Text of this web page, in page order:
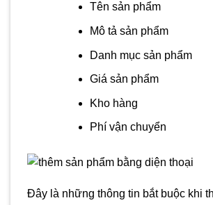
Tên sản phẩm
Mô tả sản phẩm
Danh mục sản phẩm
Giá sản phẩm
Kho hàng
Phí vận chuyển
Đây là những thông tin bắt buộc khi